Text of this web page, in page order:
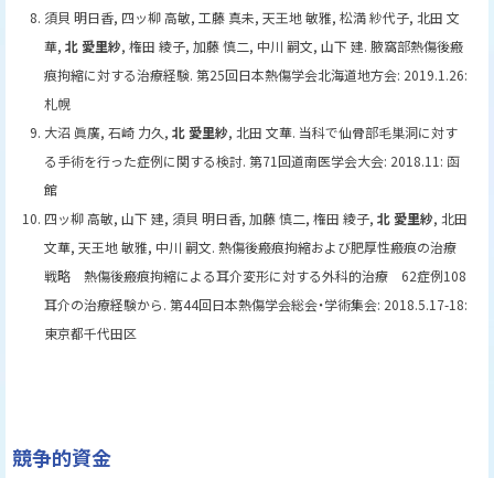
須貝 明日香, 四ッ柳 高敏, 工藤 真未, 天王地 敏雅, 松満 紗代子, 北田 文
華, 北 愛里紗, 権田 綾子, 加藤 慎二, 中川 嗣文, 山下 建. 腋窩部熱傷後瘢
痕拘縮に対する治療経験. 第25回日本熱傷学会北海道地方会: 2019.1.26:
札幌
大沼 眞廣, 石崎 力久, 北 愛里紗, 北田 文華. 当科で仙骨部毛巣洞に対す
る手術を行った症例に関する検討. 第71回道南医学会大会: 2018.11: 函
館
四ッ柳 高敏, 山下 建, 須貝 明日香, 加藤 慎二, 権田 綾子, 北 愛里紗, 北田
文華, 天王地 敏雅, 中川 嗣文. 熱傷後瘢痕拘縮および肥厚性瘢痕の治療
戦略 熱傷後瘢痕拘縮による耳介変形に対する外科的治療 62症例108
耳介の治療経験から. 第44回日本熱傷学会総会・学術集会: 2018.5.17-18:
東京都千代田区
ト
競争的資金